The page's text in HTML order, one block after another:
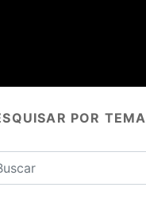
POR TEMA